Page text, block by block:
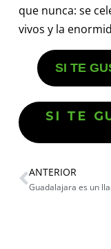
que nunca: se
vivos y la
SI TE
SI TE
ANTERIOR
Guadalajara es un